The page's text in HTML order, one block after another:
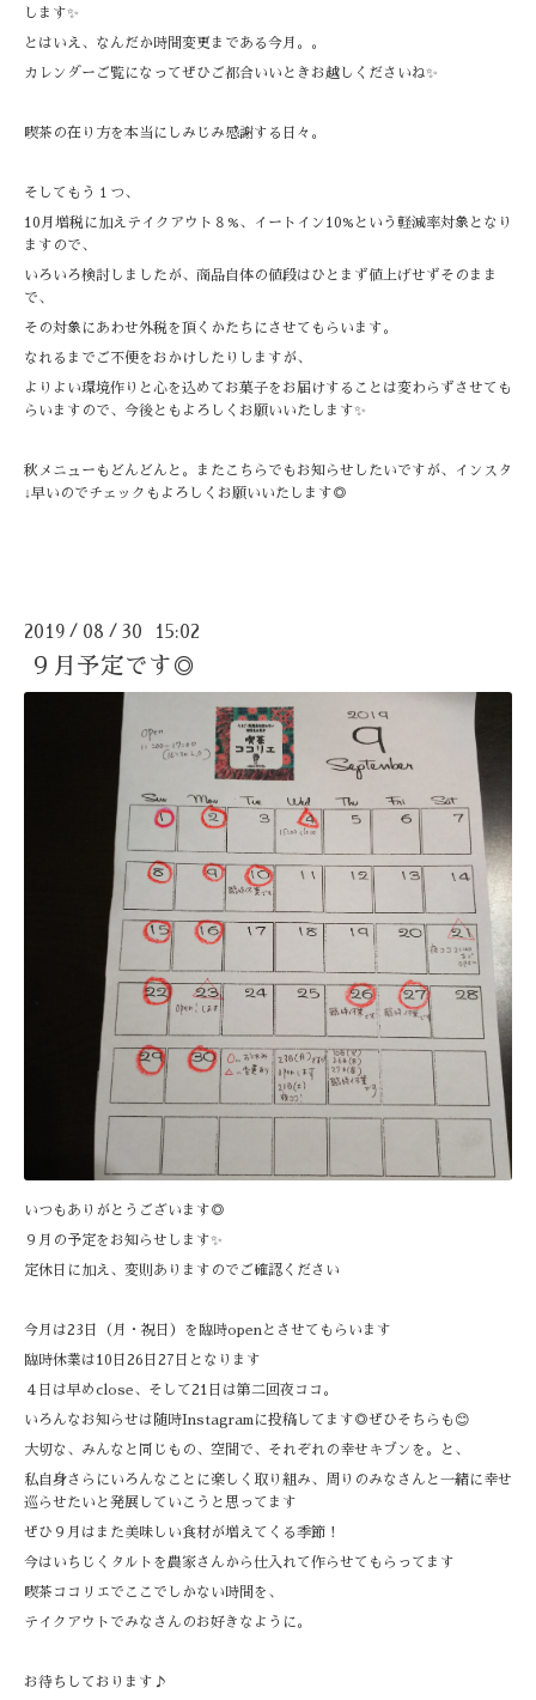
します✨
とはいえ、なんだか時間変更まである今月。。
カレンダーご覧になってぜひご都合いいときお越しくださいね✨
喫茶の在り方を本当にしみじみ感謝する日々。
そしてもう１つ、
10月増税に加えテイクアウト８%、イートイン10%という軽減率対象となり
ますので、
いろいろ検討しましたが、商品自体の値段はひとまず値上げせずそのまま
で、
その対象にあわせ外税を頂くかたちにさせてもらいます。
なれるまでご不便をおかけしたりしますが、
よりよい環境作りと心を込めてお菓子をお届けすることは変わらずさせても
らいますので、今後ともよろしくお願いいたします✨
秋メニューもどんどんと。またこちらでもお知らせしたいですが、インスタ
↓早いのでチェックもよろしくお願いいたします◎
2019 / 08 / 30 15:02
９月予定です◎
いつもありがとうございます◎
９月の予定をお知らせします✨
定休日に加え、変則ありますのでご確認ください
今月は23日（月・祝日）を臨時openとさせてもらいます
臨時休業は10日26日27日となります
４日は早めclose、そして21日は第二回夜ココ。
いろんなお知らせは随時Instagramに投稿してます◎ぜひそちらも😊
大切な、みんなと同じもの、空間で、それぞれの幸せキブンを。と、
私自身さらにいろんなことに楽しく取り組み、周りのみなさんと一緒に幸せ
巡らせたいと発展していこうと思ってます
ぜひ９月はまた美味しい食材が増えてくる季節！
今はいちじくタルトを農家さんから仕入れて作らせてもらってます
喫茶ココリエでここでしかない時間を、
テイクアウトでみなさんのお好きなように。
お待ちしております♪